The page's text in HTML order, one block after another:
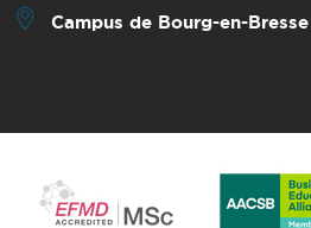
Campus de Bourg-en-Bresse